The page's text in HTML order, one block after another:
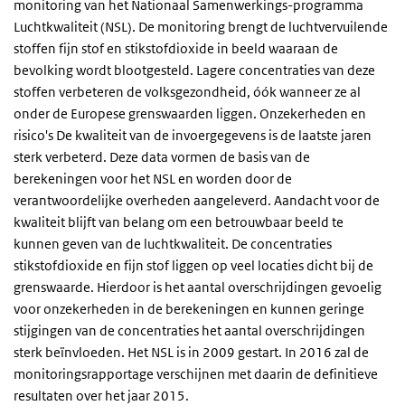
monitoring van het Nationaal Samenwerkings-programma
Luchtkwaliteit (NSL). De monitoring brengt de luchtvervuilende
stoffen fijn stof en stikstofdioxide in beeld waaraan de
bevolking wordt blootgesteld. Lagere concentraties van deze
stoffen verbeteren de volksgezondheid, óók wanneer ze al
onder de Europese grenswaarden liggen. Onzekerheden en
risico's De kwaliteit van de invoergegevens is de laatste jaren
sterk verbeterd. Deze data vormen de basis van de
berekeningen voor het NSL en worden door de
verantwoordelijke overheden aangeleverd. Aandacht voor de
kwaliteit blijft van belang om een betrouwbaar beeld te
kunnen geven van de luchtkwaliteit. De concentraties
stikstofdioxide en fijn stof liggen op veel locaties dicht bij de
grenswaarde. Hierdoor is het aantal overschrijdingen gevoelig
voor onzekerheden in de berekeningen en kunnen geringe
stijgingen van de concentraties het aantal overschrijdingen
sterk beïnvloeden. Het NSL is in 2009 gestart. In 2016 zal de
monitoringsrapportage verschijnen met daarin de definitieve
resultaten over het jaar 2015.